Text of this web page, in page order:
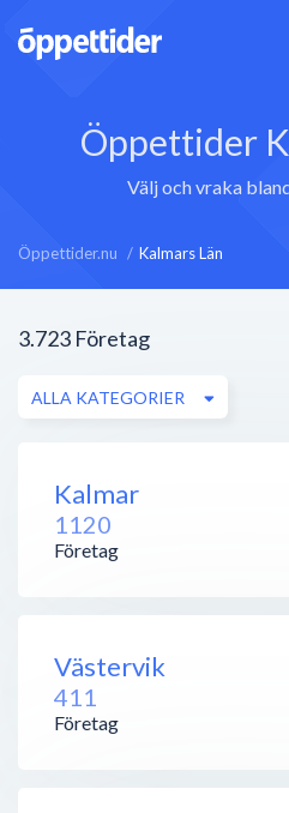
Öppettider
Välj och vraka
Öppettider.nu Kalmars Län
3.723 Företag
ALLA KATEGORIER
Kalmar
1120
Företag
Västervik
411
Företag